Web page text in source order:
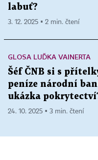
labuť?
3. 12. 2025 ▪ 2 min. čtení
GLOSA LUĎKA VAINERTA
Šéf ČNB si s
peníze národní
ukázka
24. 10. 2025 ▪ 3 min. čtení